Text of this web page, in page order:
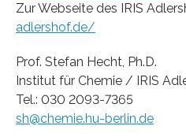
Zur Webseite des IRIS
adlershof.de/
Prof. Stefan Hecht, Ph.D.
Institut für Chemie / IRIS
Tel.: 030 2093-7365
sh@chemie.hu-berlin.de